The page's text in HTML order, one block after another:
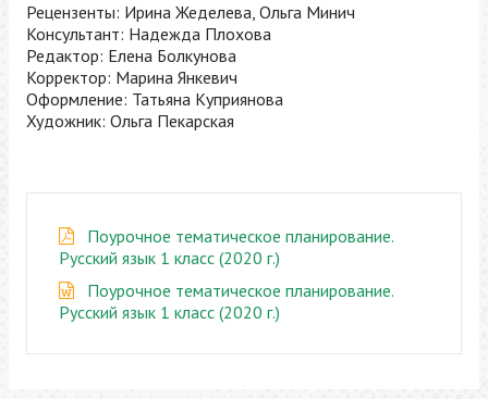
Рецензенты: Ирина Жеделева, Ольга Минич
Консультант: Надежда Плохова
Редактор: Елена Болкунова
Корректор: Марина Янкевич
Оформление: Татьяна Куприянова
Художник: Ольга Пекарская
Поурочное тематическое планирование.
Русский язык 1 класс (2020 г.)
Поурочное тематическое планирование.
Русский язык 1 класс (2020 г.)